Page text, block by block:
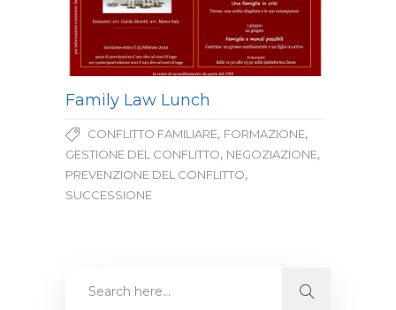
Family Law Lunch
CONFLITTO FAMILIARE, FORMAZIONE,
GESTIONE DEL CONFLITTO, NEGOZIAZIONE,
PREVENZIONE DEL CONFLITTO,
SUCCESSIONE